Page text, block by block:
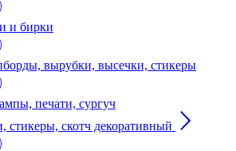
и бирки
вырубки, высечки, стикеры
печати, сургуч
стикеры, скотч декоративный